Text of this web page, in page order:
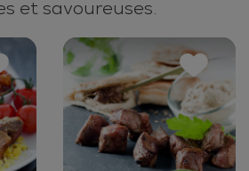
et savoureuses.